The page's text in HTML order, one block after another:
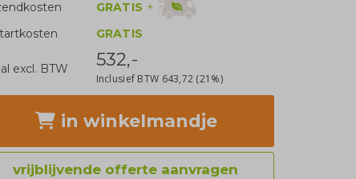
GRATIS +
GRATIS
excl. BTW 532,-
Inclusief BTW 643,72 (21%)
in winkelmandje
vrijblijvende offerte aanvragen